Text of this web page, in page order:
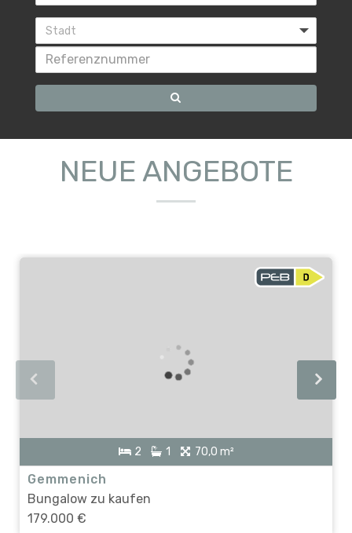
Stadt
NEUE ANGEBOTE
2 1 70,0 m²
Gemmenich
Bungalow zu kaufen
179.000 €